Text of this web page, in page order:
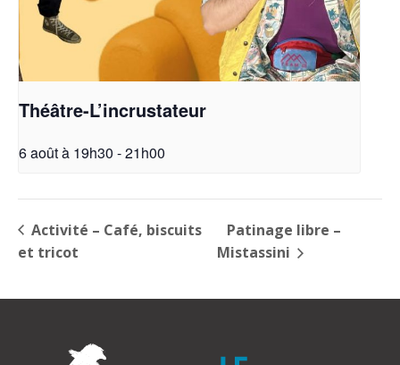
Théâtre-L’incrustateur
6 août à 19h30 -21h00
Activité – Café, biscuits
et tricot
Patinage libre –
Mistassini